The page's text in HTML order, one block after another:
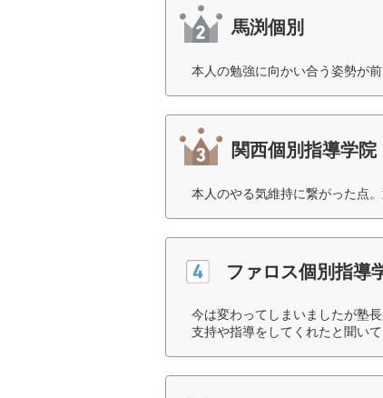
馬渕個別
本人の勉強に向かい合う姿勢が
関西個別指導学院
本人のやる気維持に繋がった点
ファロス個別指導
今は変わってしまいましたが塾
支持や指導をしてくれたと聞い